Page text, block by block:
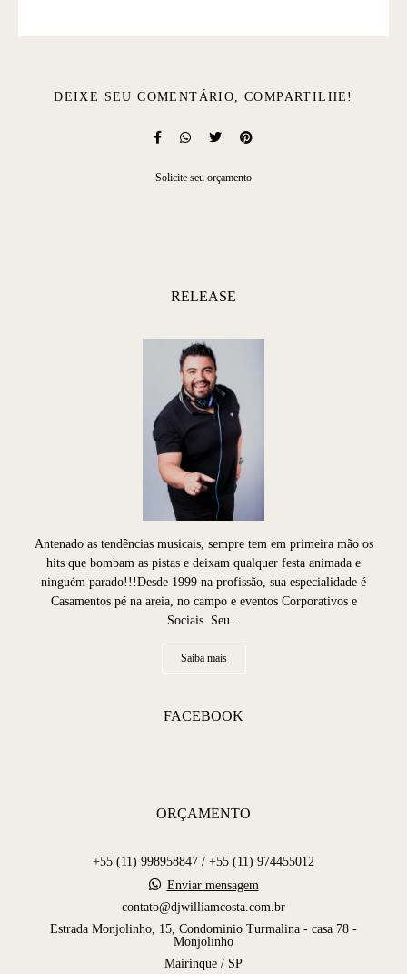
DEIXE SEU COMENTÁRIO, COMPARTILHE!
Solicite seu orçamento
RELEASE
Antenado as tendências musicais, sempre tem em primeira mão os
hits que bombam as pistas e deixam qualquer festa animada e
ninguém parado!!!Desde 1999 na profissão, sua especialidade é
Casamentos pé na areia, no campo e eventos Corporativos e
Sociais. Seu...
Saiba mais
FACEBOOK
ORÇAMENTO
+55 (11) 998958847 / +55 (11) 974455012
Enviar mensagem
contato@djwilliamcosta.com.br
Estrada Monjolinho, 15, Condominio Turmalina - casa 78 -
Monjolinho
Mairinque / SP